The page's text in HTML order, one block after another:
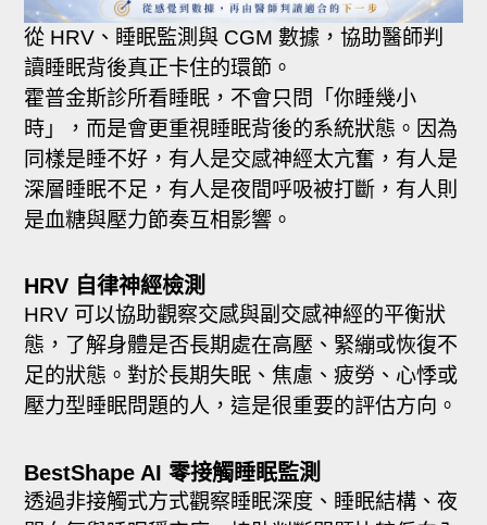
從 HRV、睡眠監測與 CGM 數據，協助醫師判
讀睡眠背後真正卡住的環節。
霍普金斯診所看睡眠，不會只問「你睡幾小
時」，而是會更重視睡眠背後的系統狀態。因為
同樣是睡不好，有人是交感神經太亢奮，有人是
深層睡眠不足，有人是夜間呼吸被打斷，有人則
是血糖與壓力節奏互相影響。
HRV 自律神經檢測
HRV 可以協助觀察交感與副交感神經的平衡狀
態，了解身體是否長期處在高壓、緊繃或恢復不
足的狀態。對於長期失眠、焦慮、疲勞、心悸或
壓力型睡眠問題的人，這是很重要的評估方向。
BestShape AI 零接觸睡眠監測
透過非接觸式方式觀察睡眠深度、睡眠結構、夜